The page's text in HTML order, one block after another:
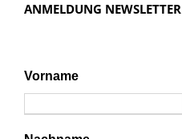
ANMELDUNG NEWSLETTER
Vorname